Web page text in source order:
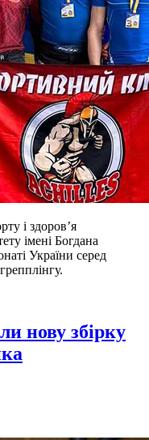
і здоровʼя
імені Богдана
України серед
грепплінгу.
нову збірку